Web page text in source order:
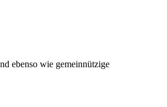
ebenso wie gemeinnützige